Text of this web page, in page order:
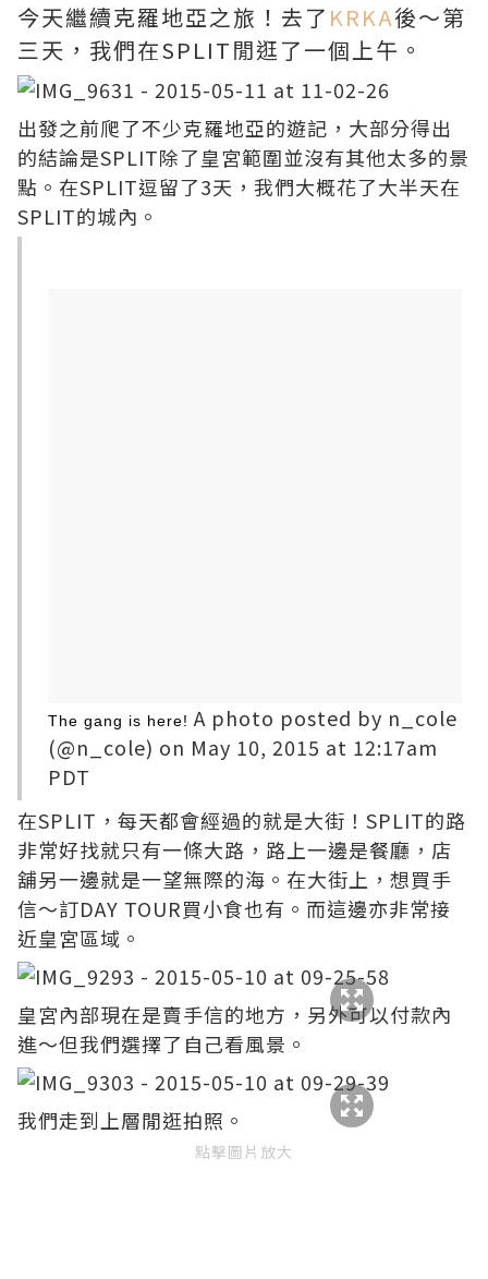
今天繼續克羅地亞之旅！去了 KRKA後～第
三天，我們在SPLIT閒逛了一個上午。
出發之前爬了不少克羅地亞的遊記，大部分得出
的結論是SPLIT除了皇宮範圍並沒有其他太多的景
點。在SPLIT逗留了3天，我們大概花了大半天在
SPLIT的城內。
The gang is here! A photo posted by n_cole
(@n_cole) on May 10, 2015 at 12:17am
PDT
在SPLIT，每天都會經過的就是大街！SPLIT的路
非常好找就只有一條大路，路上一邊是餐廳，店
舖另一邊就是一望無際的海。在大街上，想買手
信～訂DAY TOUR買小食也有。而這邊亦非常接
近皇宮區域。
皇宮內部現在是賣手信的地方，另外可以付款內
進～但我們選擇了自己看風景。
我們走到上層閒逛拍照。
點擊圖片放大